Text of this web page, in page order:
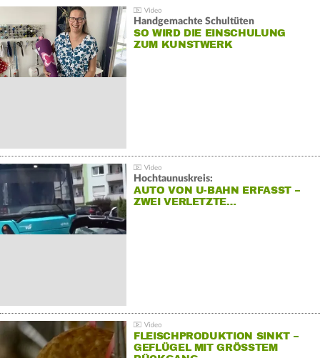
Handgemachte Schultüten
SO WIRD DIE EINSCHULUNG
ZUM KUNSTWERK
Hochtaunuskreis:
AUTO VON U-BAHN ERFASST –
ZWEI VERLETZTE…
FLEISCHPRODUKTION SINKT –
GEFLÜGEL MIT GRÖSSTEM R